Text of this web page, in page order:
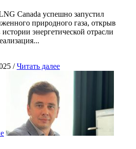
Canada успешно запустил
природного газа, открыв
энергетической отрасли
/Читать далее